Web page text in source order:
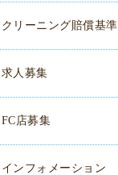
クリーニング賠償基準
求人募集
FC店募集
インフォメーション